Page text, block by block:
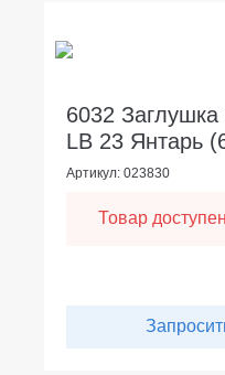
6032 Заглушка
LB 23 Янтарь
Артикул: 023830
Товар